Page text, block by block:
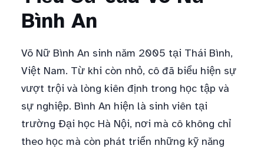
Bình An
Võ Nữ Bình An sinh năm 2005 tại Thái Bình,
Việt Nam. Từ khi còn nhỏ, cô đã biểu hiện sự
vượt trội và lòng kiên định trong học tập và
sự nghiệp. Bình An hiện là sinh viên tại
trường Đại học Hà Nội, nơi mà cô không chỉ
theo học mà còn phát triển những kỹ năng